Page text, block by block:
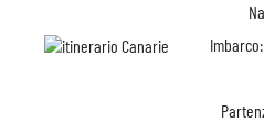
Imbarco: